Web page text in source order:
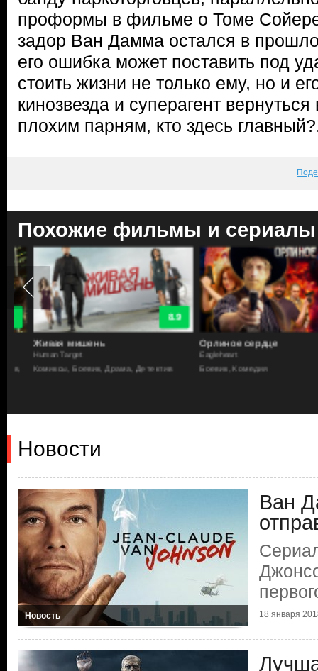
проформы в фильме о Томе
задор Ван Дамма остался в
его ошибка может поставить под
стоить жизни не только ему, но и
кинозвезда и суперагент вернуться
плохим парням, кто здесь
Похожие фильмы и сериалы
8.9
Живая мишень
Human Target
Комиксы, Боевик, Драма, Детектив
Орлиное сердце
Eagleheart
Боевик, Комедия
Новости
Новость
Ван
18 января